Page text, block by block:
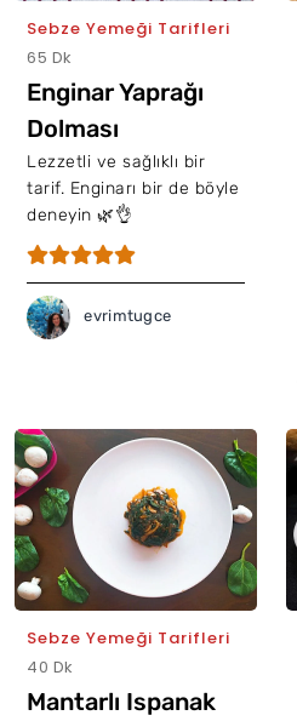
Sebze Yemeği Tarifleri
65 Dk
Enginar Yaprağı
Dolması
Lezzetli ve sağlıklı bir
tarif. Enginarı bir de böyle
deneyin 🌿👌
evrimtugce
Sebze Yemeği Tarifleri
40 Dk
Mantarlı Ispanak